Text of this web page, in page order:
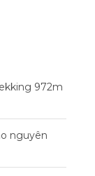
972m
nguyên